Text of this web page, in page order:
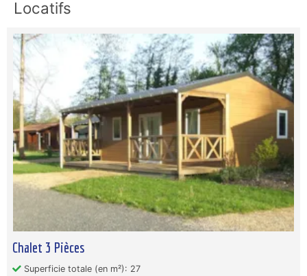
Locatifs
Chalet 3 Pièces
Superficie totale (en m²): 27